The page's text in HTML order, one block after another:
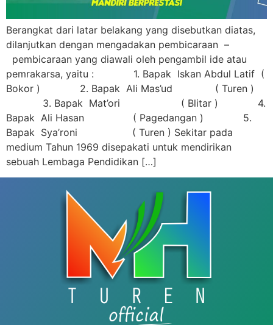
Berangkat dari latar belakang yang disebutkan diatas,
dilanjutkan dengan mengadakan pembicaraan –
pembicaraan yang diawali oleh pengambil ide atau
pemrakarsa, yaitu : 1. Bapak Iskan Abdul Latif (
Bokor ) 2. Bapak Ali Mas’ud ( Turen )
3. Bapak Mat’ori ( Blitar ) 4.
Bapak Ali Hasan ( Pagedangan ) 5.
Bapak Sya’roni ( Turen ) Sekitar pada
medium Tahun 1969 disepakati untuk mendirikan
sebuah Lembaga Pendidikan […]